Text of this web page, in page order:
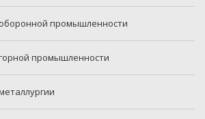
промышленности
промышленности